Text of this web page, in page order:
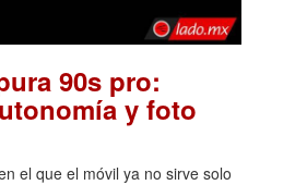
90s pro:
y foto
el que el móvil ya no sirve solo